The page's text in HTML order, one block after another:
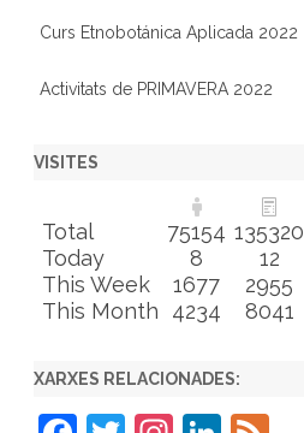
Curs Etnobotánica Aplicada 2022
Activitats de PRIMAVERA 2022
VISITES
Total 75154 135320
Today
8
12
This Week
1677
2955
This Month
4234 8041
XARXES RELACIONADES: